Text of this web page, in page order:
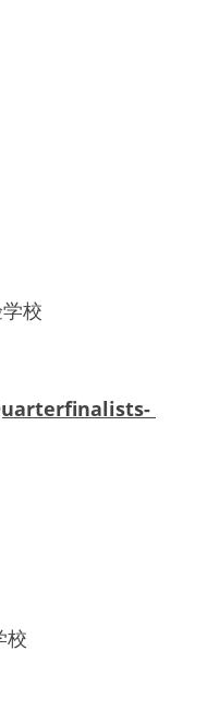
校
校